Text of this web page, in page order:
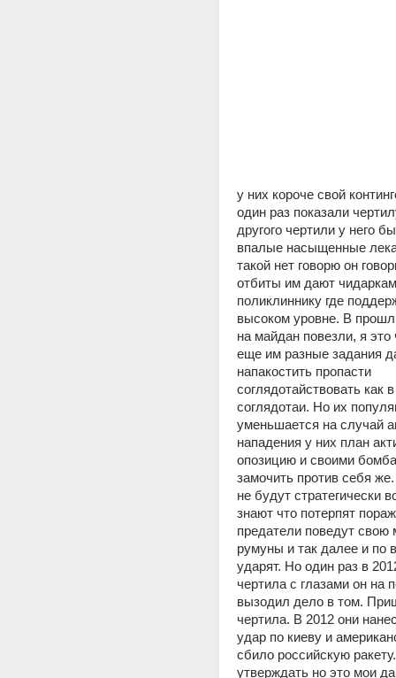
у них короче свой
один раз показали
другого чертили у него
впалые насыщенные
такой нет говорю он
отбиты им дают
поликлиннику где
высоком уровне. В
на майдан повезли, я это
еще им разные задания
напакостить пропасти
соглядотайствовать как
соглядотаи. Но их
уменьшается на случай
нападения у них план
опозицию и своими
замочить против себя
не будут стратегически
знают что потерпят
предатели поведут
румуны и так далее и по
ударят. Но один раз в
чертила с глазами он на
вызодил дело в том.
чертила. В 2012 они
удар по киеву и
сбило российскую
утверждать но это мои